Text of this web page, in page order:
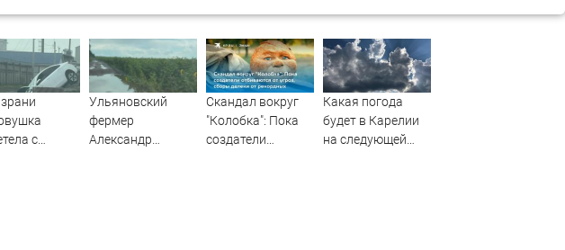
с
Ульяновский
фермер
Александр
Скандал вокруг
"Колобка": Пока
создатели
Какая погода
будет в Карелии
на следующей